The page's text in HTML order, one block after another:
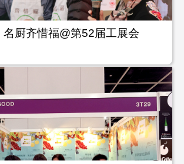
厨齐惜福@第52届工展会